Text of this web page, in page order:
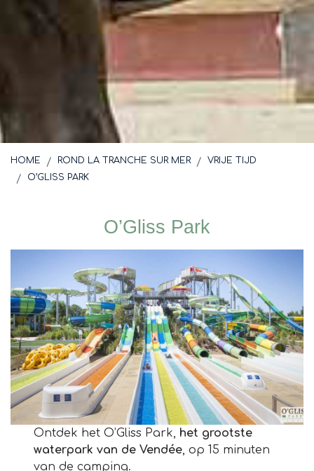
HOME ROND LA TRANCHE SUR MER
VRIJE TIJD
O’GLISS PARK
O’Gliss Park
Ontdek het O’Gliss Park, het grootste
waterpark van de Vendée, op 15 minuten
van de camping.